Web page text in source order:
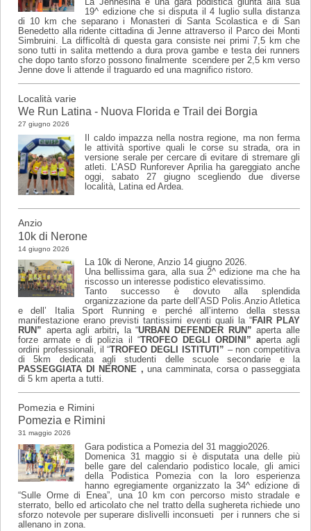
La Jennesina è una gara podistica giunta alla sua
19^ edizione che si disputa il 4 luglio sulla distanza
di 10 km che separano i Monasteri di Santa Scolastica e di San
Benedetto alla ridente cittadina di Jenne attraverso il Parco dei Monti
Simbruini. La difficoltà di questa gara consiste nei primi 7,5 km che
sono tutti in salita mettendo a dura prova gambe e testa dei runners
che dopo tanto sforzo possono finalmente scendere per 2,5 km verso
Jenne dove li attende il traguardo ed una magnifico ristoro.
Località varie
We Run Latina - Nuova Florida e Trail dei Borgia
27 giugno 2026
Il caldo impazza nella nostra regione, ma non ferma
le attività sportive quali le corse su strada, ora in
versione serale per cercare di evitare di stremare gli
atleti. L’ASD Runforever Aprilia ha gareggiato anche
oggi, sabato 27 giugno scegliendo due diverse
località, Latina ed Ardea.
Anzio
10k di Nerone
14 giugno 2026
La 10k di Nerone, Anzio 14 giugno 2026.
Una bellissima gara, alla sua 2^ edizione ma che ha
riscosso un interesse podistico elevatissimo.
Tanto successo è dovuto alla splendida
organizzazione da parte dell’ASD Polis.Anzio Atletica
e dell’ Italia Sport Running e perché all’interno della stessa
manifestazione erano previsti tantissimi eventi quali la “FAIR PLAY
RUN” aperta agli arbitri, la “URBAN DEFENDER RUN”aperta alle
forze armate e di polizia il “TROFEO DEGLI ORDINI” aperta agli
ordini professionali, il “TROFEO DEGLI ISTITUTI” – non competitiva
di 5km dedicata agli studenti delle scuole secondarie e la
PASSEGGIATA DI NERONE , una camminata, corsa o passeggiata
di 5 km aperta a tutti.
Pomezia e Rimini
Pomezia e Rimini
31 maggio 2026
Gara podistica a Pomezia del 31 maggio2026.
Domenica 31 maggio si è disputata una delle più
belle gare del calendario podistico locale, gli amici
della Podistica Pomezia con la loro esperienza
hanno egregiamente organizzato la 34^ edizione di
“Sulle Orme di Enea”, una 10 km con percorso misto stradale e
sterrato, bello ed articolato che nel tratto della sughereta richiede uno
sforzo notevole per superare dislivelli inconsueti per i runners che si
allenano in zona.